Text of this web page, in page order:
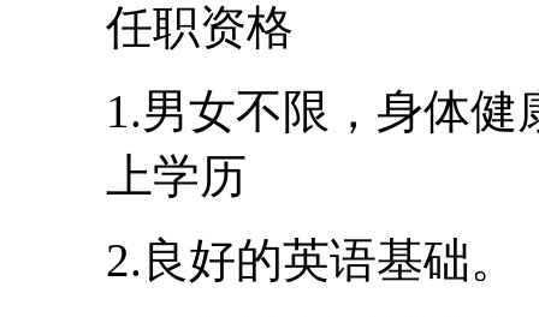
任职资格
1.男女不限，身体
上学历
2.良好的英语基础。